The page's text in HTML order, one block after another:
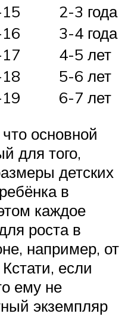
2-3 года
3-4 года
4-5 лет
5-6 лет
6-7 лет
основной
для того,
детских
в
каждое
роста в
например, от
если
ему не
экземпляр